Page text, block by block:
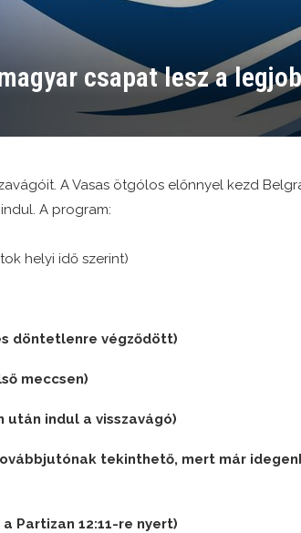
csapat lesz a
A Vasas ötgólos előnnyel kezd
A program:
helyi idő szerint)
döntetlenre végződött)
meccsen)
indul a visszavágó)
tekinthető, mert már
Partizan 12:11-re nyert)